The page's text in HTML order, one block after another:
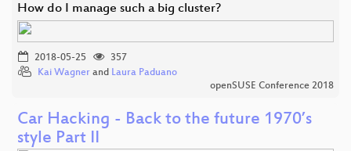
How do I manage such a big cluster?
2018-05-25
357
Kai Wagner and Laura Paduano
openSUSE Conference 2018
Car Hacking - Back to the future 1970’s
style Part II